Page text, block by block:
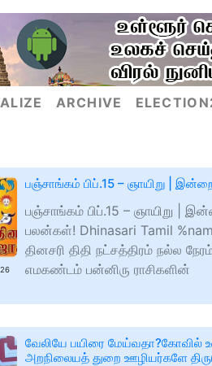
ARCHIVE
பஞ்சாங்கம் பிப்.15 – ஞாயிறு |
பஞ்சாங்கம் பிப்.15 – ஞாயிறு |
பலன்கள்! Dhinasari Tamil
தினசரி திதி நட்சத்திரம் நல்ல
எமகண்டம் பன்னிரு ராசிகளின்
வேலியே பயிரை
அறநிலையத் துறை ஊழியர்களே